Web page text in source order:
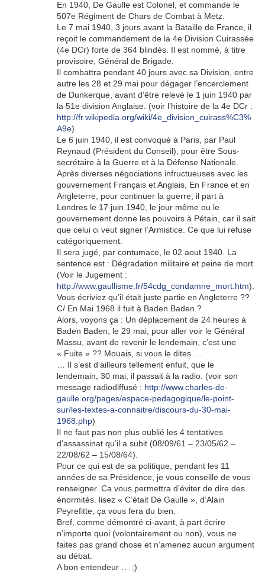
En 1940, De Gaulle est Colonel, et commande le
507e Régiment de Chars de Combat à Metz.
Le 7 mai 1940, 3 jours avant la Bataille de France, il
reçoit le commandement de la 4e Division Cuirassée
(4e DCr) forte de 364 blindés. Il est nommé, à titre
provisoire, Général de Brigade.
Il combattra pendant 40 jours avec sa Division, entre
autre les 28 et 29 mai pour dégager l’encerclement
de Dunkerque, avant d’être relevé le 1 juin 1940 par
la 51e division Anglaise. (voir l’histoire de la 4e DCr :
http://fr.wikipedia.org/wiki/4e_division_cuirass%C3%
A9e)
Le 6 juin 1940, il est convoqué à Paris, par Paul
Reynaud (Président du Conseil), pour être Sous-
secrétaire à la Guerre et à la Défense Nationale.
Après diverses négociations infructueuses avec les
gouvernement Français et Anglais, En France et en
Angleterre, pour continuer la guerre, il part à
Londres le 17 juin 1940, le jour même ou le
gouvernement donne les pouvoirs à Pétain, car il sait
que celui ci veut signer l’Armistice. Ce que lui refuse
catégoriquement.
Il sera jugé, par contumace, le 02 aout 1940. La
sentence est : Dégradation militaire et peine de mort.
(Voir le Jugement :
http://www.gaullisme.fr/54cdg_condamne_mort.htm).
Vous écriviez qu’il était juste partie en Angleterre ??
C/ En Mai 1968 il fuit à Baden Baden ?
Alors, voyons ça : Un déplacement de 24 heures à
Baden Baden, le 29 mai, pour aller voir le Général
Massu, avant de revenir le lendemain, c’est une
« Fuite » ?? Mouais, si vous le dites …
… Il s’est d’ailleurs tellement enfuit, que le
lendemain, 30 mai, il passait à la radio. (voir son
message radiodiffusé : http://www.charles-de-
gaulle.org/pages/espace-pedagogique/le-point-
sur/les-textes-a-connaitre/discours-du-30-mai-
1968.php)
Il ne faut pas non plus oublié les 4 tentatives
d’assassinat qu’il a subit (08/09/61 – 23/05/62 –
22/08/62 – 15/08/64).
Pour ce qui est de sa politique, pendant les 11
années de sa Présidence, je vous conseille de vous
renseigner. Ca vous permettra d’éviter de dire des
énormités. lisez « C’était De Gaulle », d’Alain
Peyrefitte, ça vous fera du bien.
Bref, comme démontré ci-avant, à part écrire
n’importe quoi (volontairement ou non), vous ne
faites pas grand chose et n’amenez aucun argument
au débat.
A bon entendeur … :)